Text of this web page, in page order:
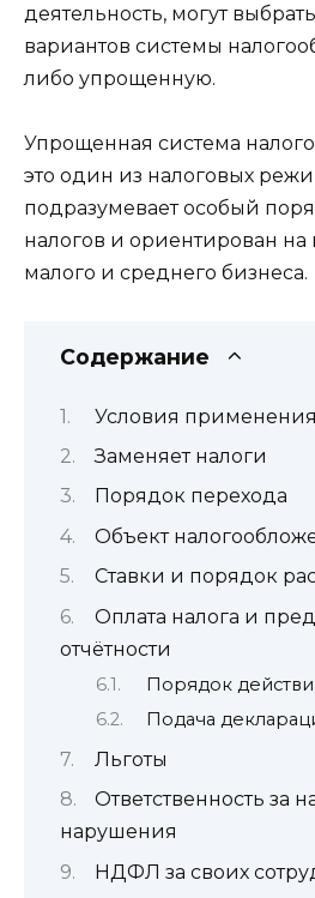
деятельность, могут
вариантов системы
либо упрощенную.
Упрощенная система
это один из налоговых
подразумевает особый
налогов и ориентирован на
малого и среднего бизнеса.
Содержание
Условия применения
Заменяет налоги
Порядок перехода
Объект
Ставки и порядок
Оплата налога и
отчётности
Порядок
Подача
Льготы
Ответственность за
нарушения
НДФЛ за своих